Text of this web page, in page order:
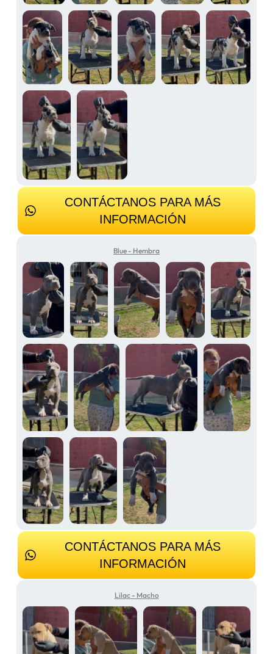
CONTÁCTANOS PARA MÁS
INFORMACIÓN
Blue - Hembra
CONTÁCTANOS PARA MÁS
INFORMACIÓN
Lilac - Macho